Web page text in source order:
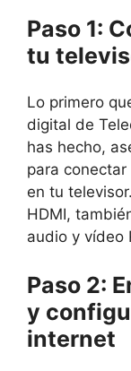
Paso 1:
tu
Lo primero
digital de
has hecho,
para
en tu
HDMI,
audio y vídeo
Paso 2:
y
internet